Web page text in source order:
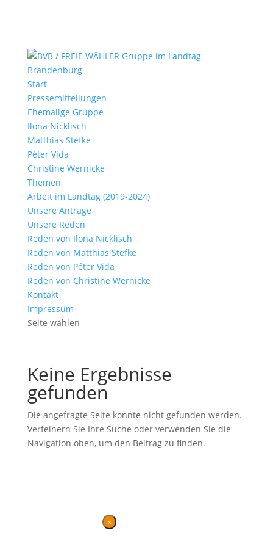
Start
Pressemitteilungen
Ehemalige Gruppe
Ilona Nicklisch
Matthias Stefke
Péter Vida
Christine Wernicke
Themen
Arbeit im Landtag (2019-2024)
Unsere Anträge
Unsere Reden
Reden von Ilona Nicklisch
Reden von Matthias Stefke
Reden von Péter Vida
Reden von Christine Wernicke
Kontakt
Impressum
Seite wählen
Keine Ergebnisse
gefunden
Die angefragte Seite konnte nicht gefunden werden.
Verfeinern Sie Ihre Suche oder verwenden Sie die
Navigation oben, um den Beitrag zu finden.
×